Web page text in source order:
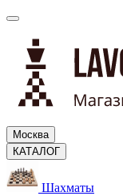
Москва
КАТАЛОГ
Шахматы